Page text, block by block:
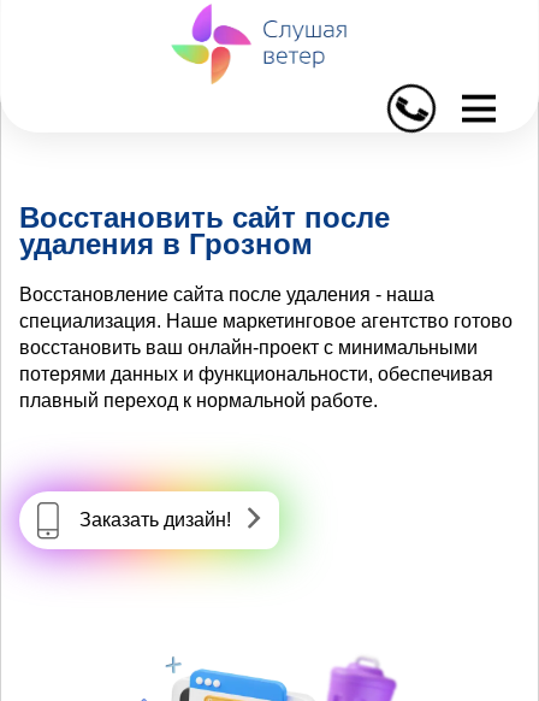
I
Восстановить сайт после
удаления в Грозном
Восстановление сайта после удаления - наша
специализация. Наше маркетинговое агентство готово
восстановить ваш онлайн-проект с минимальными
потерями данных и функциональности, обеспечивая
плавный переход к нормальной работе.
Заказать дизайн!